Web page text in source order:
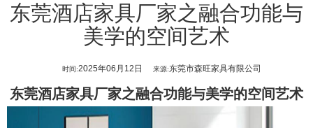
东莞酒店家具厂家之融合功能与
美学的空间艺术
时间:2025年06月12日 来源:东莞市森旺家具有限公司
东莞酒店家具厂家之融合功能与美学的空间艺术